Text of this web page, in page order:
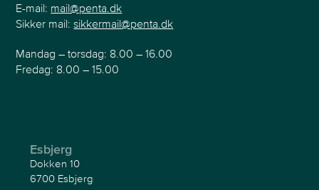
E-mail: mail@penta.dk
Sikker mail:sikkermail@penta.dk
Mandag – torsdag: 8.00 – 16.00
Fredag: 8.00 – 15.00
Esbjerg
Dokken 10
6700 Esbjerg